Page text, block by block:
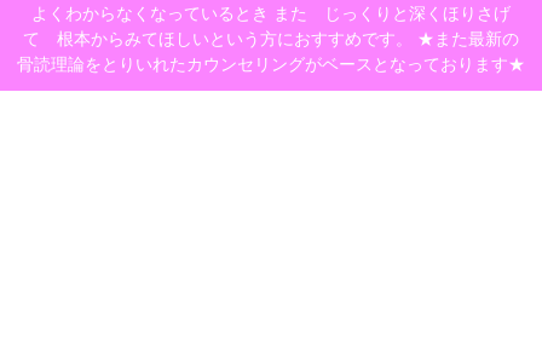
よくわからなくなっているとき​ ​​また じっくりと深くほりさげ
て 根本からみてほしいという方におすすめです。​ ​​★また最新の
骨読理論をとりいれたカウンセリングがベースとなっております★